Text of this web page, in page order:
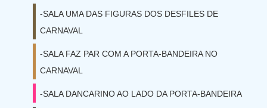
-SALA UMA DAS FIGURAS DOS DESFILES DE
CARNAVAL
-SALA FAZ PAR COM A PORTA-BANDEIRA NO
CARNAVAL
-SALA DANCARINO AO LADO DA PORTA-BANDEIRA